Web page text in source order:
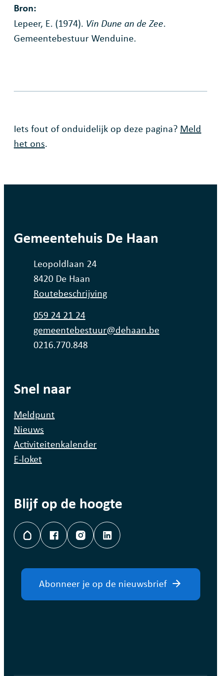
Bron:
Lepeer, E. (1974). Vin Dune an de Zee.
Gemeentebestuur Wenduine.
Fout op deze pagina
Iets fout of onduidelijk op deze pagina? Meld
het ons.
contact
Gemeentehuis De Haan
AdresLeopoldlaan 24
,8420 De Haan
Routebeschrijving
059 24 21 24
E-mailgemeentebestuur@dehaan.be
Ondernemingsnummer
0216.770.848
Snel naar
Meldpunt
Nieuws
Activiteitenkalender
E-loket
Blijf op de hoogte
Hoplr FacebookInstagramLinkedIn
Abonneer je op de nieuwsbrief